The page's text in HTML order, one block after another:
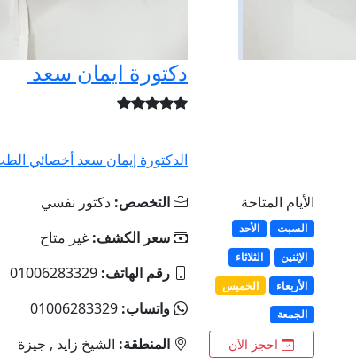
الأيام المتاحة
السبت
الأحد
الإثنين
الثلاثاء
الأربعاء
الخميس
الجمعة
احجز الآن
دكتورة ايمان سعد
الدكتورة إيمان سعد أخصائي
التخصص: دكتور نفسي
سعر الكشف: غير متاح
رقم الهاتف: 01006283329
واتساب: 01006283329
المنطقة: الشيخ زايد , جيزة